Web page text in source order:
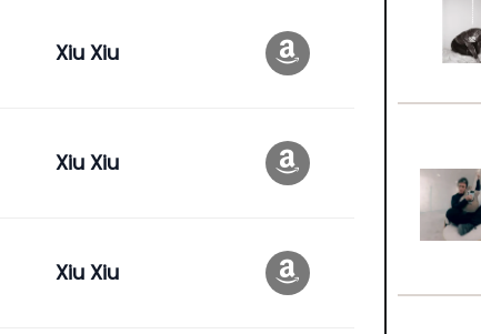
Xiu Xiu
Xiu Xiu
Xiu Xiu